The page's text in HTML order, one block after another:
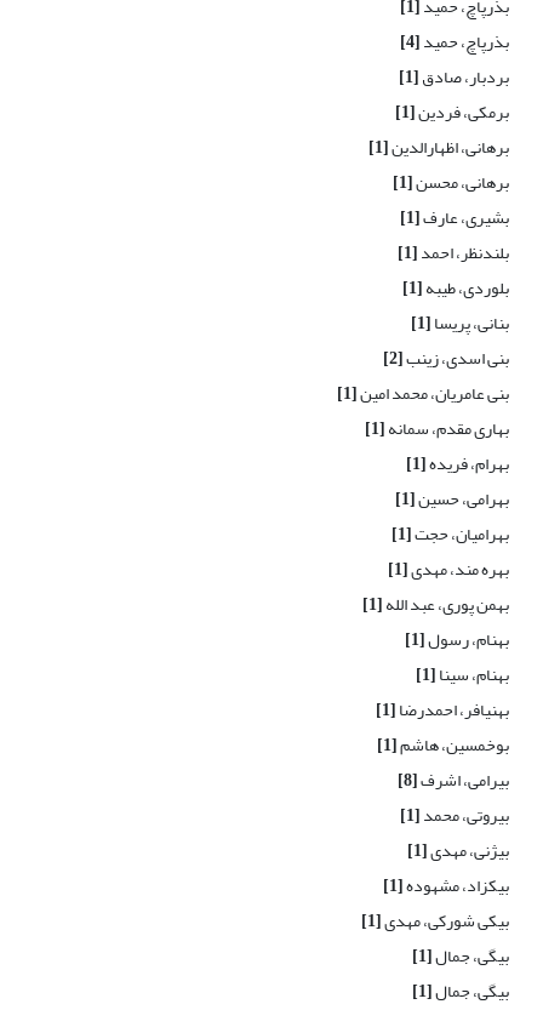
بذرپاچ، حمید[1]
بذرپاچ، حمید[4]
بردبار، صادق[1]
برمکی، فردین[1]
برهانی، اظهارالدین[1]
برهانی، محسن[1]
بشیری، عارف[1]
بلندنظر، احمد[1]
بلوردی، طیبه[1]
بنانی، پریسا[1]
بنی اسدی، زینب[2]
بنی عامریان، محمد امین[1]
بهاری مقدم، سمانه[1]
بهرام، فریده[1]
بهرامی، حسین[1]
بهرامیان، حجت[1]
بهره مند، مهدی[1]
بهمن پوری، عبد الله[1]
بهنام، رسول[1]
بهنام، سینا[1]
بهنیافر، احمدرضا[1]
بوخمسین، هاشم[1]
بیرامی، اشرف[8]
بیروتی، محمد[1]
بیژنی، مهدی[1]
بیکزاد، مشهوده[1]
بیکی شورکی، مهدی[1]
بیگی، جمال[1]
بیگی، جمال[1]